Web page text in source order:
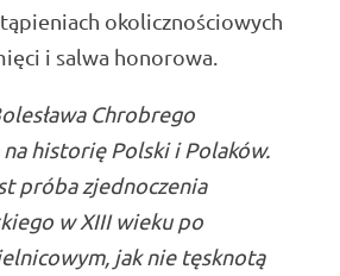
okolicznościowych
i salwa honorowa.
Chrobrego
na historię Polski i Polaków.
próba zjednoczenia
w XIII wieku po
jak nie tęsknotą